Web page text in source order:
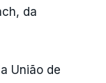
da
União de